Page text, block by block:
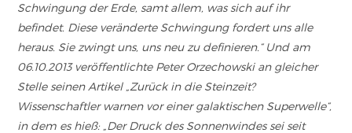
Schwingung der Erde, samt allem, was sich auf ihr
befindet. Diese veränderte Schwingung fordert uns alle
heraus. Sie zwingt uns, uns neu zu definieren.“ Und am
06.10.2013 veröffentlichte Peter Orzechowski an gleicher
Stelle seinen Artikel „Zurück in die Steinzeit?
Wissenschaftler warnen vor einer galaktischen Superwelle“,
in dem es hieß: „Der Druck des Sonnenwindes sei seit